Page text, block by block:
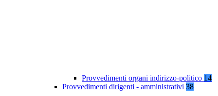
Provvedimenti organi indirizzo-politico 14
Provvedimenti dirigenti - amministrativi 38